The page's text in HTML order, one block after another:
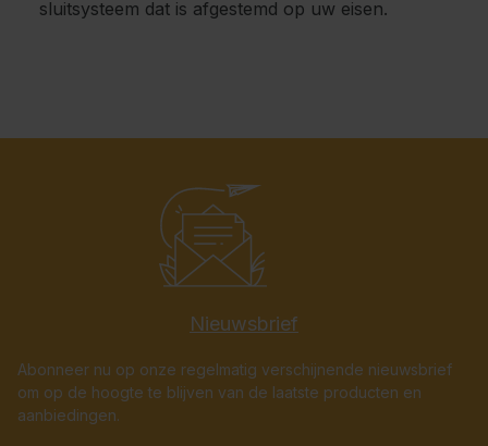
sluitsysteem dat is afgestemd op uw eisen.
Nieuwsbrief
Abonneer nu op onze regelmatig verschijnende nieuwsbrief
om op de hoogte te blijven van de laatste producten en
aanbiedingen.